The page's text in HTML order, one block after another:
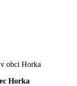
obci Horka
Horka